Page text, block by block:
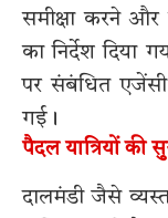
समीक्षा करने और
का निर्देश दिया
पर संबंधित एजेंसी
गई।
पैदल यात्रियों की
दालमंडी जैसे व्यस्त